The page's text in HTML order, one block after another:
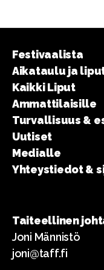
Festivaalista
Aikataulu ja
Kaikki Liput
Ammattilaisille
Turvallisuus &
Uutiset
Medialle
Yhteystiedot &
Taiteellinen
Joni Männistö
joni@taff.fi